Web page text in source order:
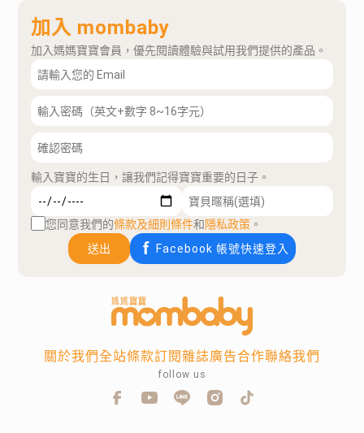
加入 mombaby
加入媽媽寶寶會員，優先閱讀體驗與試用我們提供的產品。
輸入寶寶的生日，讓我們記得寶寶重要的日子。
您同意我們的條款及細則條件和隱私政策 。
送出
Facebook 帳號快速登入
關於我們全站條款訂閱雜誌廣告合作聯絡我們
follow us